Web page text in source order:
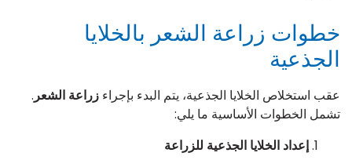
خطوات زراعة الشعر بالخلايا
الجذعية
عقب استخلاص الخلايا الجذعية، يتم البدء بإجراء زراعة الشعر.
تشمل الخطوات الأساسية ما يلي:
إعداد الخلايا الجذعية للزراعة